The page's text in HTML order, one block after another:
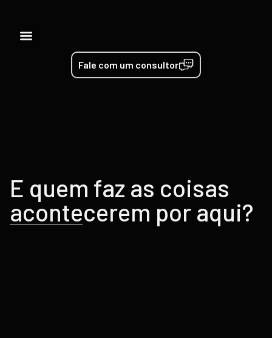
Fale com um consultor
E quem faz as coisas
acontecerem por aqui?